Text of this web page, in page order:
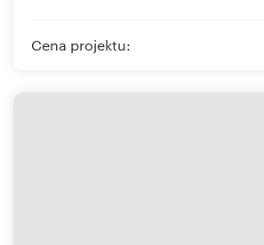
Cena projektu: